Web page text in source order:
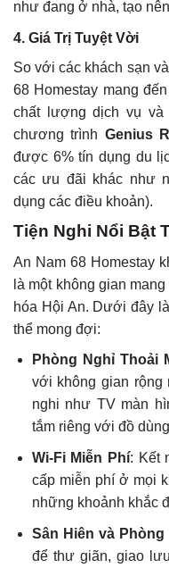
như đang ở nhà, tạo
4. Giá Trị Tuyệt Vời
So với các khách sạn
68 Homestay mang
chất lượng dịch vụ
chương trình Genius
được 6% tín dụng du
các ưu đãi khác như
dụng các điều khoản).
Tiện Nghi Nổi Bật
An Nam 68 Homestay
là một không gian
hóa Hội An. Dưới đây
thể mong đợi:
Phòng Nghỉ Thoải
với không gian rộng
nghi như TV màn
tắm riêng với đồ
Wi-Fi Miễn Phí: Kết
cấp miễn phí ở mọi
những khoảnh khắc
Sân Hiên và
để thư giãn, giao